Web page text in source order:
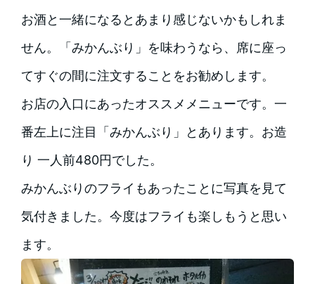
お酒と一緒になるとあまり感じないかもしれま
せん。「みかんぶり」を味わうなら、席に座っ
てすぐの間に注文することをお勧めします。
お店の入口にあったオススメメニューです。一
番左上に注目「みかんぶり」とあります。お造
り 一人前480円でした。
みかんぶりのフライもあったことに写真を見て
気付きました。今度はフライも楽しもうと思い
ます。